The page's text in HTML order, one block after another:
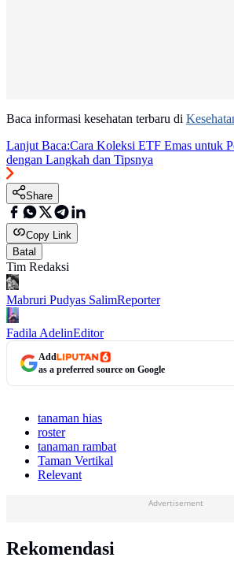
Baca informasi kesehatan terbaru di
Lanjut Baca:Cara Koleksi ETF Emas untuk
dengan Langkah dan Tipsnya
Share
Copy Link
Batal
Tim Redaksi
Mabruri Pudyas SalimReporter
Fadila AdelinEditor
Add
as a preferred source on Google
tanaman hias
roster
tanaman rambat
Taman Vertikal
Relevant
Advertisement
Rekomendasi